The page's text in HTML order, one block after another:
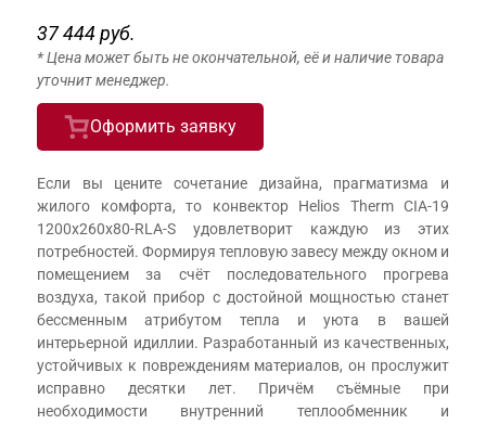
37 444 руб.
* Цена может быть не окончательной, её и наличие товара
уточнит менеджер.
Оформить заявку
Если вы цените сочетание дизайна, прагматизма и
жилого комфорта, то конвектор Helios Therm CIA-19
1200x260x80-RLA-S удовлетворит каждую из этих
потребностей. Формируя тепловую завесу между окном и
помещением за счёт последовательного прогрева
воздуха, такой прибор с достойной мощностью станет
бессменным атрибутом тепла и уюта в вашей
интерьерной идиллии. Разработанный из качественных,
устойчивых к повреждениям материалов, он прослужит
исправно десятки лет. Причём съёмные при
необходимости внутренний теплообменник и